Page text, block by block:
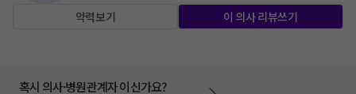
약력보기 이 의사 리뷰쓰기
혹시 의사·병원관계자 이신가요?